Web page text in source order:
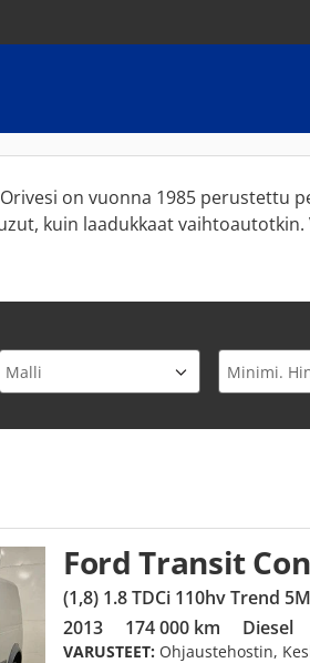
on vuonna 1985 perustettu
kuin laadukkaat
Ford Transit
(1,8) 1.8 TDCi 110hv Trend
2013
174 000 km Diesel
VARUSTEET: Ohjaustehostin,